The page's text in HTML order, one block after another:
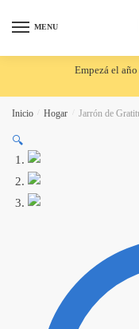
MENU
Empezá el
Inicio Hogar Jarrón de
🔍